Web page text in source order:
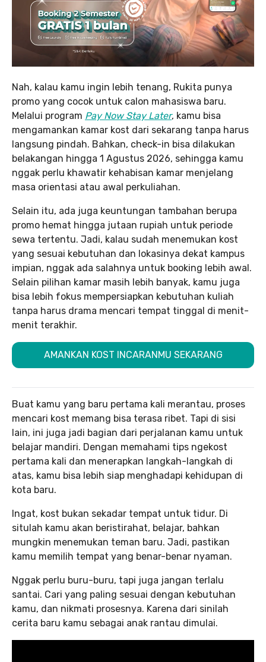
Nah, kalau kamu ingin lebih tenang, Rukita punya
promo yang cocok untuk calon mahasiswa baru.
Melalui program Pay Now Stay Later, kamu bisa
mengamankan kamar kost dari sekarang tanpa harus
langsung pindah. Bahkan, check-in bisa dilakukan
belakangan hingga 1 Agustus 2026, sehingga kamu
nggak perlu khawatir kehabisan kamar menjelang
masa orientasi atau awal perkuliahan.
Selain itu, ada juga keuntungan tambahan berupa
promo hemat hingga jutaan rupiah untuk periode
sewa tertentu. Jadi, kalau sudah menemukan kost
yang sesuai kebutuhan dan lokasinya dekat kampus
impian, nggak ada salahnya untuk booking lebih awal.
Selain pilihan kamar masih lebih banyak, kamu juga
bisa lebih fokus mempersiapkan kebutuhan kuliah
tanpa harus drama mencari tempat tinggal di menit-
menit terakhir.
AMANKAN KOST INCARANMU SEKARANG
Buat kamu yang baru pertama kali merantau, proses
mencari kost memang bisa terasa ribet. Tapi di sisi
lain, ini juga jadi bagian dari perjalanan kamu untuk
belajar mandiri. Dengan memahami tips ngekost
pertama kali dan menerapkan langkah-langkah di
atas, kamu bisa lebih siap menghadapi kehidupan di
kota baru.
Ingat, kost bukan sekadar tempat untuk tidur. Di
situlah kamu akan beristirahat, belajar, bahkan
mungkin menemukan teman baru. Jadi, pastikan
kamu memilih tempat yang benar-benar nyaman.
Nggak perlu buru-buru, tapi juga jangan terlalu
santai. Cari yang paling sesuai dengan kebutuhan
kamu, dan nikmati prosesnya. Karena dari sinilah
cerita baru kamu sebagai anak rantau dimulai.